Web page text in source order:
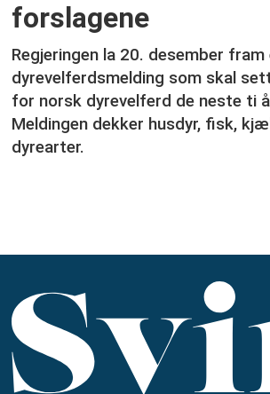
forslagene
Regjeringen la 20. desember
dyrevelferdsmelding som skal
for norsk dyrevelferd de neste ti
Meldingen dekker husdyr, fisk,
dyrearter.